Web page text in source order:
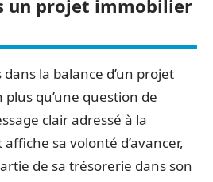
un projet immobilier
la balance d’un projet
plus qu’une question de
clair adressé à la
sa volonté d’avancer,
de sa trésorerie dans son